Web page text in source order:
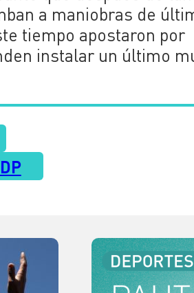
a maniobras de
tiempo apostaron por
instalar un último